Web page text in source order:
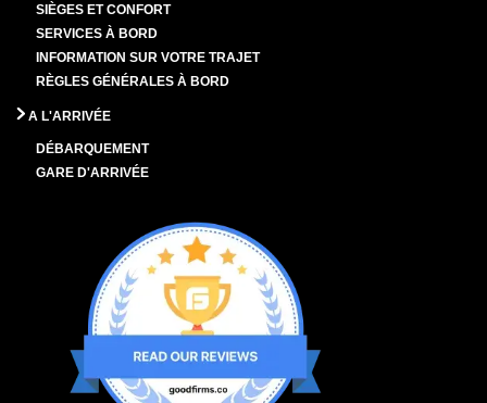
SIÈGES ET CONFORT
SERVICES À BORD
INFORMATION SUR VOTRE TRAJET
RÈGLES GÉNÉRALES À BORD
A L'ARRIVÉE
DÉBARQUEMENT
GARE D'ARRIVÉE